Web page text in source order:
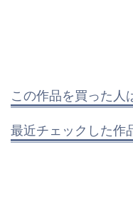
この作品を買った人
最近チェックした作